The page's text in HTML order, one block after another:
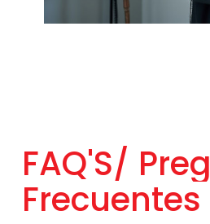
FAQ'S/
Frecuentes